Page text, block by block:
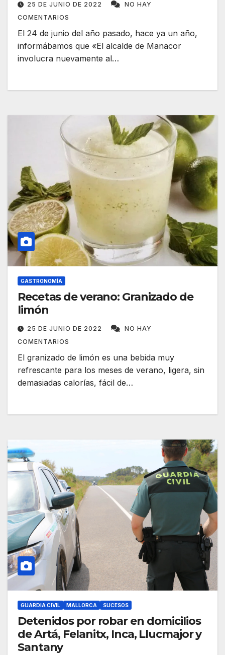
25 DE JUNIO DE 2022
NO HAY
COMENTARIOS
El 24 de junio del año pasado, hace ya un año,
informábamos que «El alcalde de Manacor
involucra nuevamente al…
GASTRONOMÍA
Recetas de verano: Granizado de
limón
25 DE JUNIO DE 2022
NO HAY
COMENTARIOS
El granizado de limón es una bebida muy
refrescante para los meses de verano, ligera, sin
demasiadas calorías, fácil de…
GUARDIA CIVIL MALLORCA SUCESOS
Detenidos por robar en domicilios
de Artá, Felanitx, Inca, Llucmajor y
Santany